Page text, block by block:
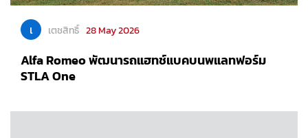
เ เตชสิทธิ์ 28 May 2026
Alfa Romeo พัฒนารถแฮทช์แบคบนพแลทฟอร์ม
STLA One